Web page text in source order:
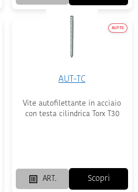
AUT-TS
AUT-TC
Vite autofilettante in acciaio
con testa cilindrica Torx T30
ART. Scopri